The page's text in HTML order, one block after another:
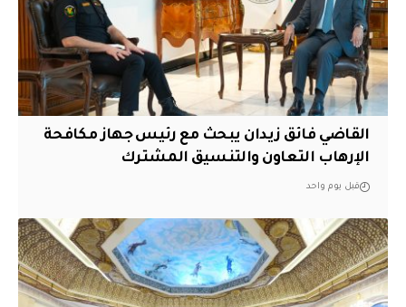
القاضي فائق زيدان يبحث مع رئيس جهاز مكافحة
الإرهاب التعاون والتنسيق المشترك
قبل يوم واحد